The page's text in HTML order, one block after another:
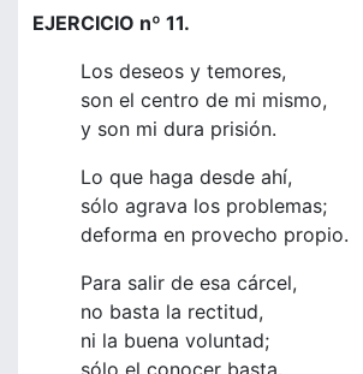
EJERCICIO nº 11.
Los deseos y temores,
son el centro de mi mismo,
y son mi dura prisión.
Lo que haga desde ahí,
sólo agrava los problemas;
deforma en provecho propio.
Para salir de esa cárcel,
no basta la rectitud,
ni la buena voluntad;